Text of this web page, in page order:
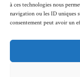
à ces technologies nous
navigation ou les ID uniques
consentement peut avoir un
Search
for:
Lire les